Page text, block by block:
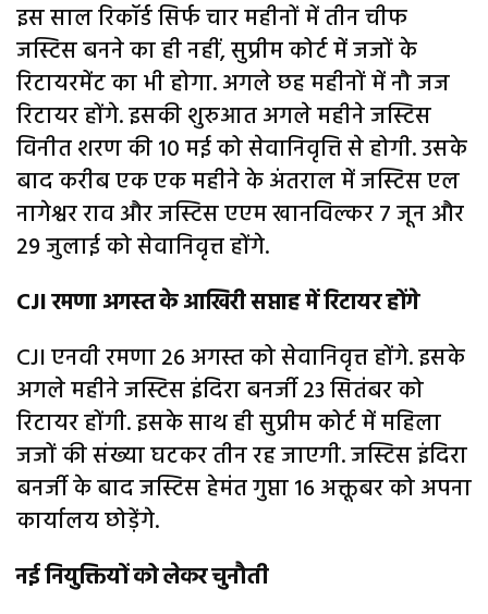
इस साल रिकॉर्ड सिर्फ चार महीनों में तीन चीफ
जस्टिस बनने का ही नहीं, सुप्रीम कोर्ट में जजों के
रिटायरमेंट का भी होगा. अगले छह महीनों में नौ जज
रिटायर होंगे. इसकी शुरुआत अगले महीने जस्टिस
विनीत शरण की 10 मई को सेवानिवृत्ति से होगी. उसके
बाद करीब एक एक महीने के अंतराल में जस्टिस एल
नागेश्वर राव और जस्टिस एएम खानविल्कर 7 जून और
29 जुलाई को सेवानिवृत्त होंगे.
CJI रमणा अगस्त के आखिरी सप्ताह में रिटायर होंगे
CJI एनवी रमणा 26 अगस्त को सेवानिवृत्त होंगे. इसके
अगले महीने जस्टिस इंदिरा बनर्जी 23 सितंबर को
रिटायर होंगी. इसके साथ ही सुप्रीम कोर्ट में महिला
जजों की संख्या घटकर तीन रह जाएगी. जस्टिस इंदिरा
बनर्जी के बाद जस्टिस हेमंत गुप्ता 16 अक्तूबर को अपना
कार्यालय छोड़ेंगे.
नई नियुक्तियों को लेकर चुनौती